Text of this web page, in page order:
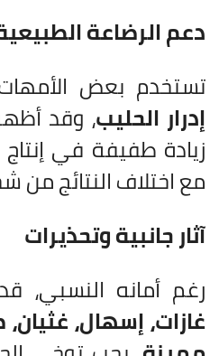
دعم الرضاعة
تستخدم بعض الأمهات
إدرار الحليب، وقد
زيادة طفيفة في إنتاج
مع اختلاف النتائج من
آثار جانبية وتحذيرات
رغم أمانه النسبي،
غازات، إسهال،